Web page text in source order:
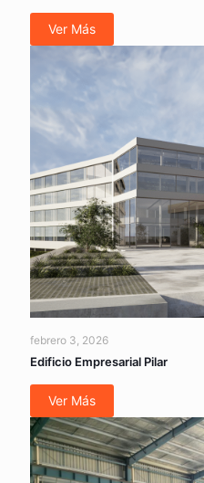
Ver Más
febrero 3, 2026
Edificio Empresarial Pilar
Ver Más